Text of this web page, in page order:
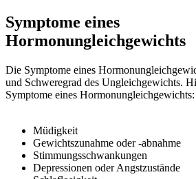
Symptome eines
Hormonungleichgewichts
Die Symptome eines
und Schweregrad des Ungleichgewichts.
Symptome eines Hormonungleichgewichts:
Müdigkeit
Gewichtszunahme oder -abnahme
Stimmungsschwankungen
Depressionen oder Angstzustände